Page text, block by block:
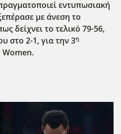
εντυπωσιακή
με άνεση το
δείχνει το τελικό 79-56,
στο 2-1, για την 3η
Women.